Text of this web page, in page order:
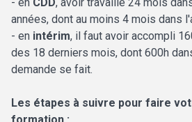
- en CDD, avoir travaillé 24 mois
années, dont au moins 4 mois dans
- en intérim, il faut avoir accompli
des 18 derniers mois, dont 600h
demande se fait.
Les étapes à suivre pour faire